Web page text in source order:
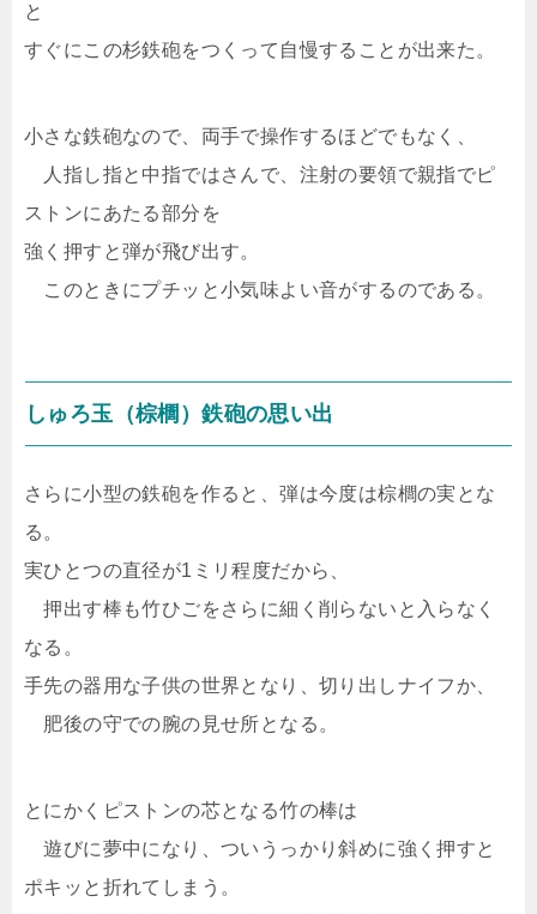
と
すぐにこの杉鉄砲をつくって自慢することが出来た。
小さな鉄砲なので、両手で操作するほどでもなく、
人指し指と中指ではさんで、注射の要領で親指でピ
ストンにあたる部分を
強く押すと弾が飛び出す。
このときにプチッと小気味よい音がするのである。
しゅろ玉（棕櫚）鉄砲の思い出
さらに小型の鉄砲を作ると、弾は今度は棕櫚の実とな
る。
実ひとつの直径が1ミリ程度だから、
押出す棒も竹ひごをさらに細く削らないと入らなく
なる。
手先の器用な子供の世界となり、切り出しナイフか、
肥後の守での腕の見せ所となる。
とにかくピストンの芯となる竹の棒は
遊びに夢中になり、ついうっかり斜めに強く押すと
ポキッと折れてしまう。